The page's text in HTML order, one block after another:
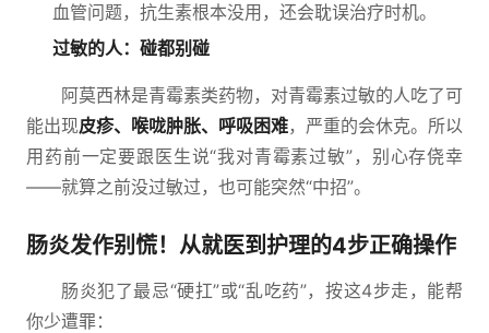
血管问题，抗生素根本没用，还会耽误治疗时机。
过敏的人：碰都别碰
阿莫西林是青霉素类药物，对青霉素过敏的人吃了可
能出现皮疹、喉咙肿胀、呼吸困难，严重的会休克。所以
用药前一定要跟医生说“我对青霉素过敏”，别心存侥幸
——就算之前没过敏过，也可能突然“中招”。
肠炎发作别慌！从就医到护理的4步正确操作
肠炎犯了最忌“硬扛”或“乱吃药”，按这4步走，能帮
你少遭罪：